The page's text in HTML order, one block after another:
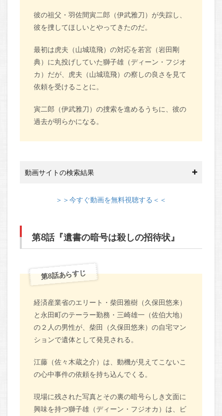
彼の祖父・羽佐間寅二郎（伊武雅刀）が失踪し、
彼を捜してほしいとやってきたのだ。
最初は虎夫（山城琉飛）の対応を若宮（岩田剛
典）に丸投げしていた獅子雄（ディーン・フジオ
カ）だが、虎夫（山城琉飛）の察しの良さを見て
依頼を受けることに。
寅二郎（伊武雅刀）の捜索を進めるうちに、彼の
過去が明らかになる。
動画サイトの検索結果
＞＞今すぐ動画を無料視聴する＜＜
第8話『遺書の暗号は殺しの招待状』
第8話あらすじ
経済産業省のエリート・柴田雅樹（久保田悠来）
と永田町のテーラー勤務・三崎雄一（佐伯大地）
の２人の男性が、柴田（久保田悠来）の自宅マン
ションで遺体として発見される。
江藤（佐々木蔵之介）は、動機が見えてこないこ
の心中事件の依頼を持ち込んでくる。
現場に残された写真とその裏の暗号らしき文面に
興味を持つ獅子雄（ディーン・フジオカ）は、ビ